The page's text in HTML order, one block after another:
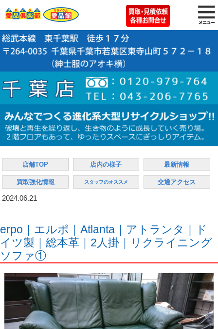
店舗TOP 店内の様子 最新情報
買取強化情報 スタッフのオススメ 交通アクセス
2024.06.21
erpo｜エルポ｜Atlanta｜アトランタ｜ド
イツ製｜総本革｜2人掛｜リクライニング
ソファ①